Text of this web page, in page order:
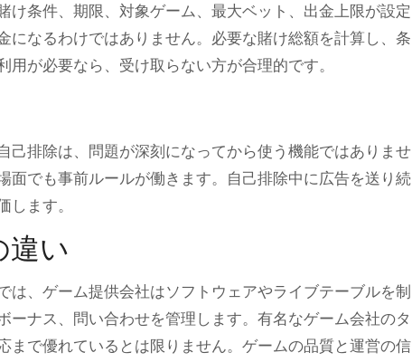
け条件、期限、対象ゲーム、最大ベット、出金上限が設定
になるわけではありません。必要な賭け総額を計算し、条
が必要なら、受け取らない方が合理的です。
己排除は、問題が深刻になってから使う機能ではありませ
面でも事前ルールが働きます。自己排除中に広告を送り続
します。
違い
、ゲーム提供会社はソフトウェアやライブテーブルを制
ナス、問い合わせを管理します。有名なゲーム会社のタ
まで優れているとは限りません。ゲームの品質と運営の信